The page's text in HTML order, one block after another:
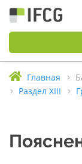
Главная
Раздел XIII